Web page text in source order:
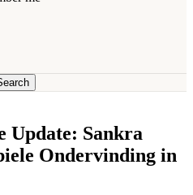
Update: Sankra
Ondervinding in